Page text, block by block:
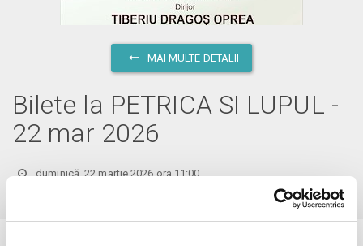
MAI MULTE DETALII
Bilete la PETRICA SI LUPUL -
22 mar 2026
duminică, 22 martie 2026 ora 11:00
vezi pe harta